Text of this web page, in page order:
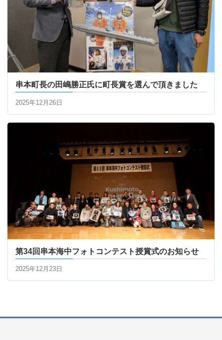
串本町長の田嶋勝正氏に町長賞を選んで頂きました
2025年12月26日
第34回串本海中フォトコンテスト授賞式のお知らせ
2025年12月23日